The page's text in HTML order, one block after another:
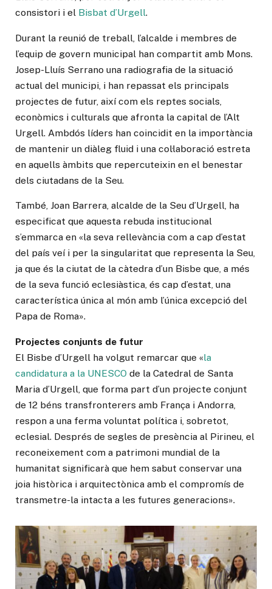
consistori i el Bisbat d’Urgell.
Durant la reunió de treball, l’alcalde i membres de
l’equip de govern municipal han compartit amb Mons.
Josep-Lluís Serrano una radiografia de la situació
actual del municipi, i han repassat els principals
projectes de futur, així com els reptes socials,
econòmics i culturals que afronta la capital de l’Alt
Urgell. Ambdós líders han coincidit en la importància
de mantenir un diàleg fluid i una col·laboració estreta
en aquells àmbits que repercuteixin en el benestar
dels ciutadans de la Seu.
També, Joan Barrera, alcalde de la Seu d’Urgell, ha
especificat que aquesta rebuda institucional
s’emmarca en «la seva rellevància com a cap d’estat
del país veí i per la singularitat que representa la Seu,
ja que és la ciutat de la càtedra d’un Bisbe que, a més
de la seva funció eclesiàstica, és cap d’estat, una
característica única al món amb l’única excepció del
Papa de Roma».
Projectes conjunts de futur
El Bisbe d’Urgell ha volgut remarcar que «la
candidatura a la UNESCO de la Catedral de Santa
Maria d’Urgell, que forma part d’un projecte conjunt
de 12 béns transfronterers amb França i Andorra,
respon a una ferma voluntat política i, sobretot,
eclesial. Després de segles de presència al Pirineu, el
reconeixement com a patrimoni mundial de la
humanitat significarà que hem sabut conservar una
joia històrica i arquitectònica amb el compromís de
transmetre-la intacta a les futures generacions».